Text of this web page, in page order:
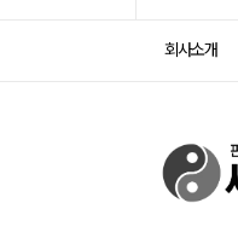
회사소개